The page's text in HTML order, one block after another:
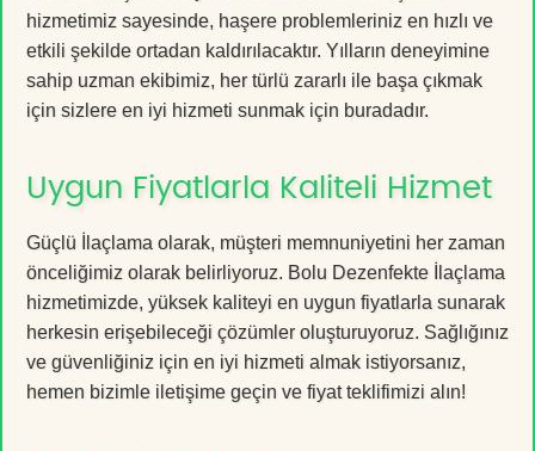
hizmetimiz sayesinde, haşere problemleriniz en hızlı ve
etkili şekilde ortadan kaldırılacaktır. Yılların deneyimine
sahip uzman ekibimiz, her türlü zararlı ile başa çıkmak
için sizlere en iyi hizmeti sunmak için buradadır.
Uygun Fiyatlarla Kaliteli Hizmet
Güçlü İlaçlama olarak, müşteri memnuniyetini her zaman
önceliğimiz olarak belirliyoruz. Bolu Dezenfekte İlaçlama
hizmetimizde, yüksek kaliteyi en uygun fiyatlarla sunarak
herkesin erişebileceği çözümler oluşturuyoruz. Sağlığınız
ve güvenliğiniz için en iyi hizmeti almak istiyorsanız,
hemen bizimle iletişime geçin ve fiyat teklifimizi alın!